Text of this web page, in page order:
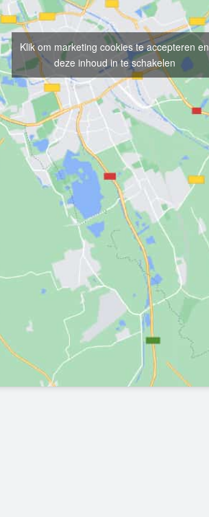
Klik om marketing cookies te accepteren en
deze inhoud in te schakelen